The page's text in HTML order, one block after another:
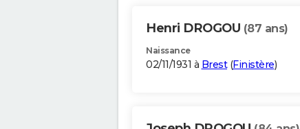
Henri DROGOU (87 ans)
Naissance
02/11/1931 à Brest(Finistère)